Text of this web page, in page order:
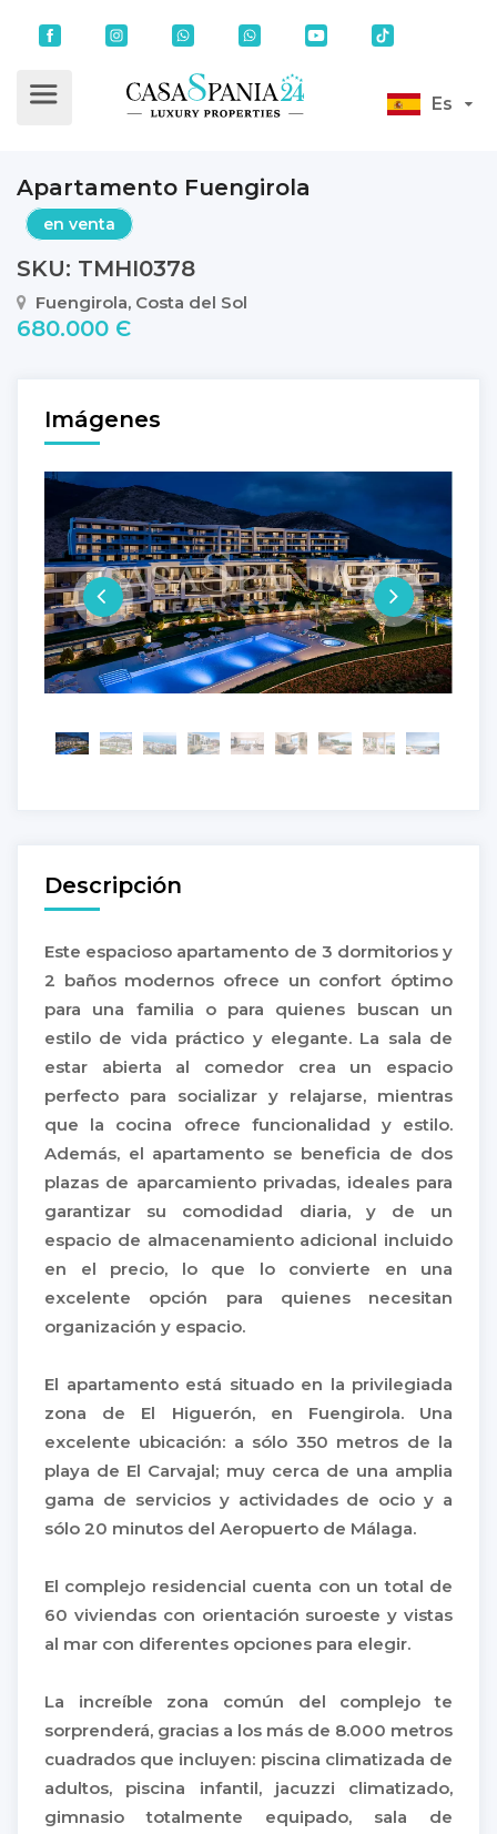
Es
Apartamento Fuengirola
en venta
SKU: TMHI0378
Fuengirola, Costa del Sol
680.000 Є
Imágenes
Descripción
Este espacioso apartamento de 3 dormitorios y
2 baños modernos ofrece un confort óptimo
para una familia o para quienes buscan un
estilo de vida práctico y elegante. La sala de
estar abierta al comedor crea un espacio
perfecto para socializar y relajarse, mientras
que la cocina ofrece funcionalidad y estilo.
Además, el apartamento se beneficia de dos
plazas de aparcamiento privadas, ideales para
garantizar su comodidad diaria, y de un
espacio de almacenamiento adicional incluido
en el precio, lo que lo convierte en una
excelente opción para quienes necesitan
organización y espacio.
El apartamento está situado en la privilegiada
zona de El Higuerón, en Fuengirola. Una
excelente ubicación: a sólo 350 metros de la
playa de El Carvajal; muy cerca de una amplia
gama de servicios y actividades de ocio y a
sólo 20 minutos del Aeropuerto de Málaga.
El complejo residencial cuenta con un total de
60 viviendas con orientación suroeste y vistas
al mar con diferentes opciones para elegir.
La increíble zona común del complejo te
sorprenderá, gracias a los más de 8.000 metros
cuadrados que incluyen: piscina climatizada de
adultos, piscina infantil, jacuzzi climatizado,
gimnasio totalmente equipado, sala de